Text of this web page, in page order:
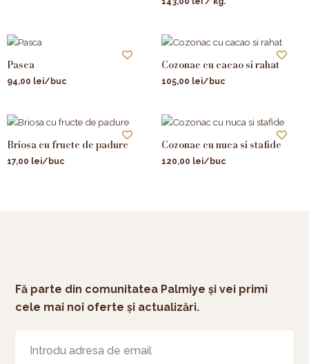
Pasca
94,00 lei/buc
Cozonac cu cacao si rahat
105,00 lei/buc
Briosa cu fructe de padure
17,00 lei/buc
Cozonac cu nuca si stafide
120,00 lei/buc
Fă parte din comunitatea Palmiye și vei primi
cele mai noi oferte și actualizări.